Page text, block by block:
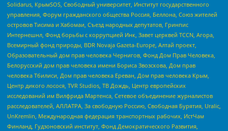
Solidarus, КрымSOS, Свободный университет, Институт государственного
управления, Форум гражданского общества Россия, Беллона, Союз жителей
островов Тисима и Хабомаи, Съезд народных депутатов, Гринпис
Интернешнл, Фонд борьбы с коррупцией Инк, Завет церквей TCCN, Агора,
Всемирный фонд природы, BDR Novaja Gazeta-Europe, Алтай проект,
Образовательный дом прав человека Чернигов, Фонд Дом Прав Человека,
Белорусский дом прав человека имени Бориса Звозскова, Дом прав
человека Тбилиси, Дом прав человека Ереван, Дом прав человека Крым,
Центр дикого лосося, TVR Studios, ТВ Дождь, Центр европейских
исследований им Вилфрида Мартенса, Сетевое объединение журналистов
расследователей, АЛЛАТРА, За свободную Россию, Свободная Бурятия, Uralic,
UnKremlin, Международная федерация транспортных рабочих, ИстЧам
Финланд, Гудзоновский институт, Фонд Демократического Развития,